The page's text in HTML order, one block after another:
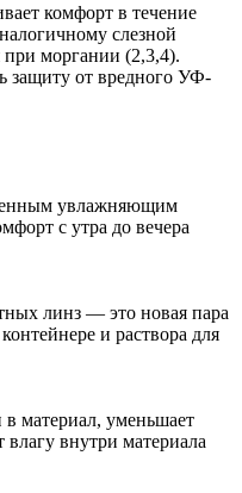
комфорт в течение
слезной
при моргании (2,3,4).
защиту от вредного УФ-
увлажняющим
с утра до вечера
линз — это новая пара
и раствора для
материал, уменьшает
влагу внутри материала